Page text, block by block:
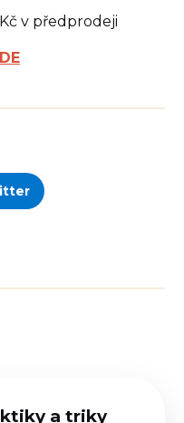
v předprodeji
a triky